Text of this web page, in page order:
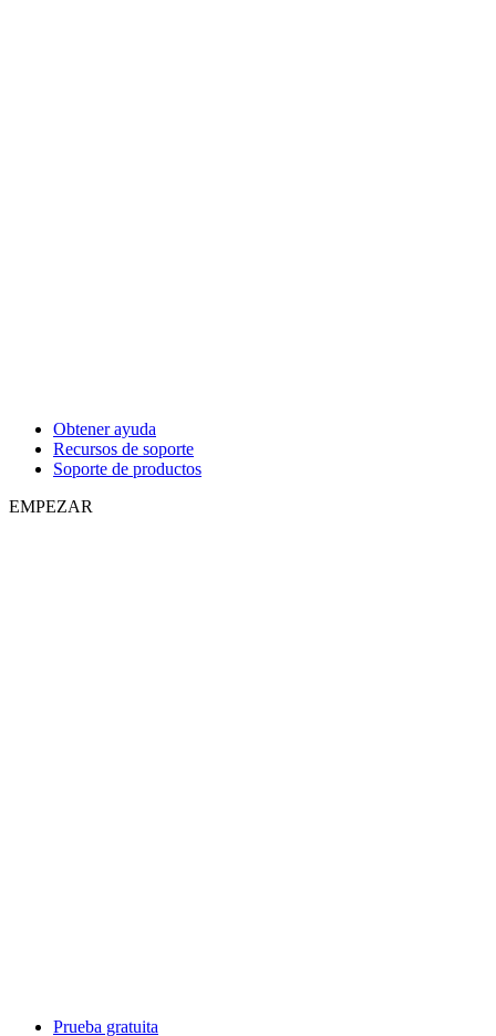
Obtener ayuda
Recursos de soporte
Soporte de productos
EMPEZAR
Prueba gratuita